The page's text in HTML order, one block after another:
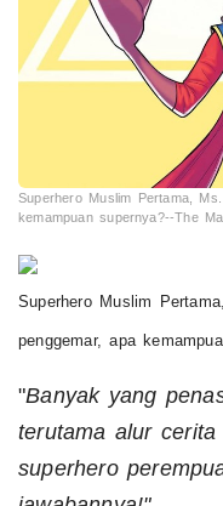
Superhero Muslim Pertama,
kemampuan supernya?--The
Superhero Muslim
penggemar, apa
"Banyak yang
terutama alur
superhero